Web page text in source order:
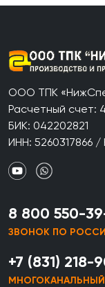
ООО ТПК
Расчетный счет:
БИК: 042202821
ИНН: 5260317866 /
8 800 550-
ЗВОНОК ПО
+7 (831) 218-
МНОГОКАНАЛЬНЫЙ